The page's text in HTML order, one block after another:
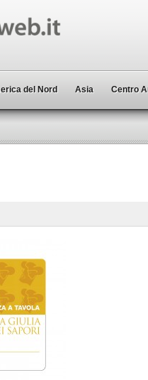
del Nord Asia Centro